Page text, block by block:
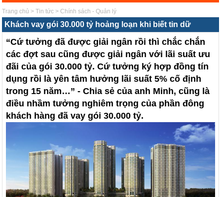
Trang chủ >Tin tức >Chính sách - Quản lý
Khách vay gói 30.000 tỷ hoảng loạn khi biết tin dữ
“Cứ tưởng đã được giải ngân rồi thì chắc chắn
các đợt sau cũng được giải ngân với lãi suất ưu
đãi của gói 30.000 tỷ. Cứ tưởng ký hợp đồng tín
dụng rồi là yên tâm hưởng lãi suất 5% cố định
trong 15 năm…” - Chia sẻ của anh Minh, cũng là
điều nhầm tưởng nghiêm trọng của phần đông
khách hàng đã vay gói 30.000 tỷ.